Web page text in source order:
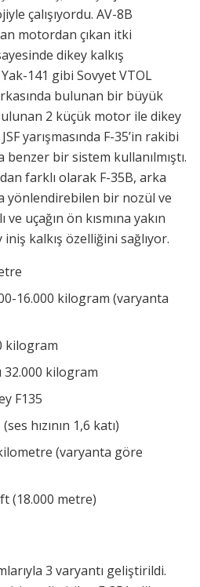
çalışıyordu. AV-8B
motordan çıkan itki
dikey kalkış
141 gibi Sovyet VTOL
bulunan bir büyük
2 küçük motor ile dikey
yarışmasında F-35’in rakibi
benzer bir sistem kullanılmıştı.
farklı olarak F-35B, arka
yönlendirebilen bir nozül ve
uçağın ön kısmına yakın
kalkış özelliğini sağlıyor.
16.000 kilogram (varyanta
kilogram
32.000 kilogram
F135
hızının 1,6 katı)
(varyanta göre
(18.000 metre)
3 varyantı geliştirildi.